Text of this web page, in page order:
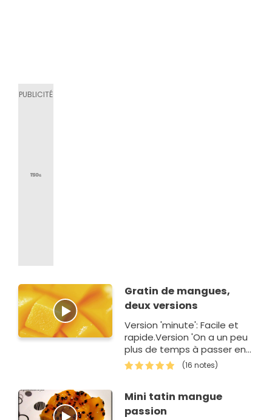
Gratin de mangues,
deux versions
Version 'minute': Facile et
rapide.Version 'On a un peu
plus de temps à passer en
cuisine'.
(16 notes)
Mini tatin mangue
passion